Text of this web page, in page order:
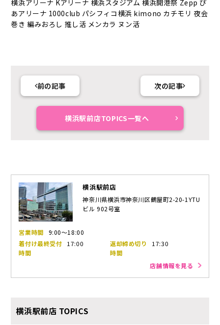
横浜アリーナ Kアリーナ 横浜スタジアム 横浜開港祭 Zepp ぴ
あアリーナ 1000club パシフィコ横浜 kimono カチモリ 夜会
巻き 編みおろし 推し活 メンカラ ヌン活
前の記事 次の記事
横浜駅前店TOPICS一覧へ
横浜駅前店
神奈川県横浜市神奈川区鶴屋町2-20-1YTU
ビル 902号室
営業時間
9:00～18:00
着付け最終受付
時間
17:00
返却締め切り
時間
17:30
店舗情報を見る
横浜駅前店 TOPICS